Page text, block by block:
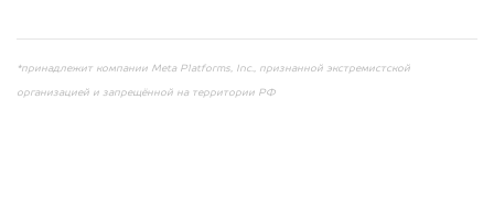
*принадлежит компании Meta Platforms, Inc., признанной экстремистской
организацией и запрещённой на территории РФ